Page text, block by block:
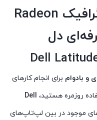
Core i5-6440HQ با گرافیک Radeon
و بادوام برای انجام کارهای
روزمره هستید، Dell
موجود در بین لپ‌تاپ‌های